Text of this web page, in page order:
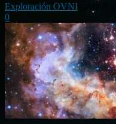
Exploración OVNI
0